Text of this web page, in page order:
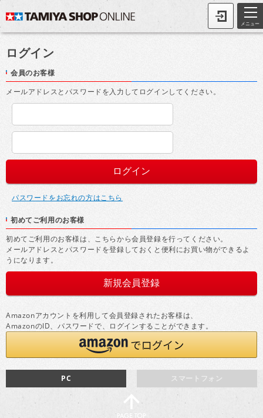
メニュー
ログイン
会員のお客様
メールアドレスとパスワードを入力してログインしてください。
パスワードをお忘れの方はこちら
初めてご利用のお客様
初めてご利用のお客様は、こちらから会員登録を行ってください。
メールアドレスとパスワードを登録しておくと便利にお買い物ができるよ
うになります。
Amazonアカウントを利用して会員登録されたお客様は、
AmazonのID、パスワードで、ログインすることができます。
スマートフォン
PC